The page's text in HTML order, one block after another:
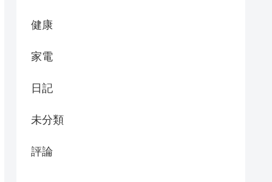
健康
家電
日記
未分類
評論